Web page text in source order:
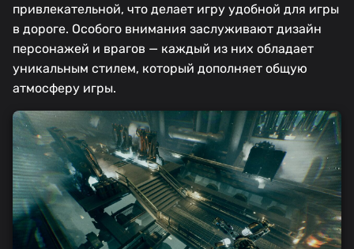
привлекательной, что делает игру удобной для игры
в дороге. Особого внимания заслуживают дизайн
персонажей и врагов — каждый из них обладает
уникальным стилем, который дополняет общую
атмосферу игры.